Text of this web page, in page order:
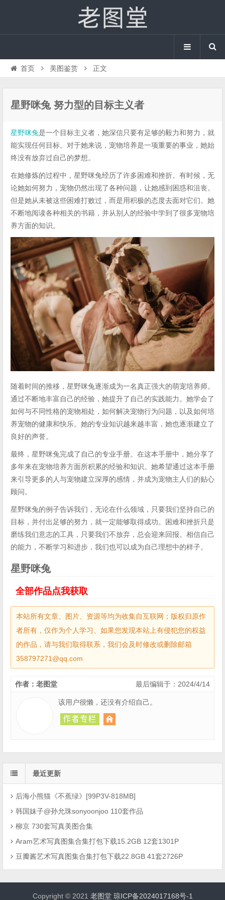
首页 美图鉴赏 正文
星野咪兔 努力型的目标主义者
星野咪兔是一个目标主义者，她深信只要有足够的毅力和努力，就
能实现任何目标。对于她来说，宠物培养是一项重要的事业，她始
终没有放弃过自己的梦想。
在她修炼的过程中，星野咪兔经历了许多困难和挫折。有时候，无
论她如何努力，宠物仍然出现了各种问题，让她感到困惑和沮丧。
但是她从未被这些困难打败过，而是用积极的态度去面对它们。她
不断地阅读各种相关的书籍，并从别人的经验中学到了很多宠物培
养方面的知识。
随着时间的推移，星野咪兔逐渐成为一名真正强大的萌宠培养师。
通过不断地丰富自己的经验，她提升了自己的实践能力。她学会了
如何与不同性格的宠物相处，如何解决宠物行为问题，以及如何培
养宠物的健康和快乐。她的专业知识越来越丰富，她也逐渐建立了
良好的声誉。
最终，星野咪兔完成了自己的专业手册。在这本手册中，她分享了
多年来在宠物培养方面所积累的经验和知识。她希望通过这本手册
来引导更多的人与宠物建立深厚的感情，并成为宠物主人们的贴心
顾问。
星野咪兔的例子告诉我们，无论在什么领域，只要我们坚持自己的
目标，并付出足够的努力，就一定能够取得成功。困难和挫折只是
磨练我们意志的工具，只要我们不放弃，总会迎来回报。相信自己
的能力，不断学习和进步，我们也可以成为自己理想中的样子。
星野咪兔
全部作品点我获取
本站所有文章、图片、资源等均为收集自互联网；版权归原作
者所有，仅作为个人学习、如果您发现本站上有侵犯您的权益
的作品，请与我们取得联系，我们会及时修改或删除邮箱
358797271@qq.com
最后编辑于：2024/4/14
作者：老图堂
该用户很懒，还没有介绍自己。
最近更新
后海小熊猫《不蕉绿》[99P3V-818MB]
韩国妹子@孙允珠sonyoonjoo 110套作品
柳京 730套写真美图合集
Aram艺术写真图集合集打包下载15.2GB 12套1301P
豆瓣酱艺术写真图集合集打包下载22.8GB 41套2726P
Copyright © 2021 老图堂 琼ICP备2024017168号-1